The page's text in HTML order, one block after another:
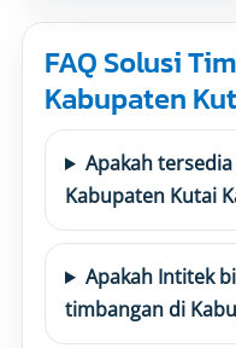
FAQ Solusi
Kabupaten
Apakah
Kabupaten Kutai
Apakah Intitek
timbangan di